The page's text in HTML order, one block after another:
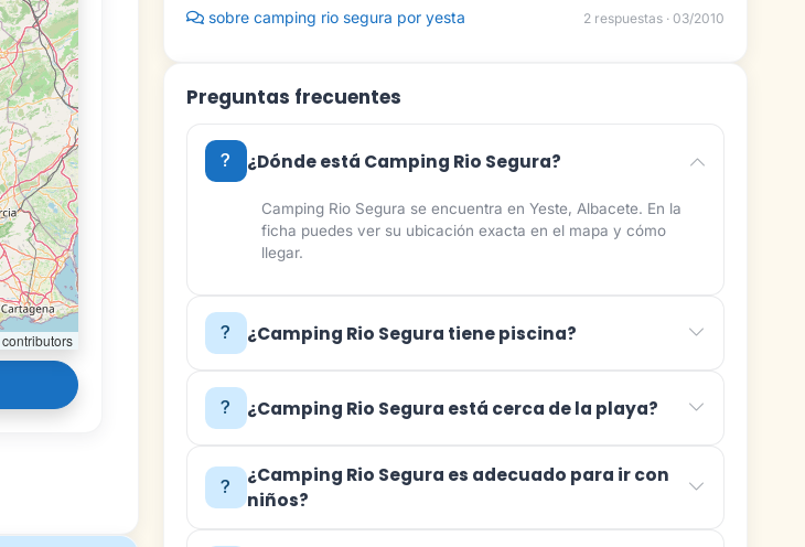
contributors
sobre camping rio segura por yesta 2 respuestas · 03/2010
Preguntas frecuentes
¿Dónde está Camping Rio Segura?
Camping Rio Segura se encuentra en Yeste, Albacete. En la
ficha puedes ver su ubicación exacta en el mapa y cómo
llegar.
¿Camping Rio Segura tiene piscina?
¿Camping Rio Segura está cerca de la playa?
¿Camping Rio Segura es adecuado para ir con
niños?